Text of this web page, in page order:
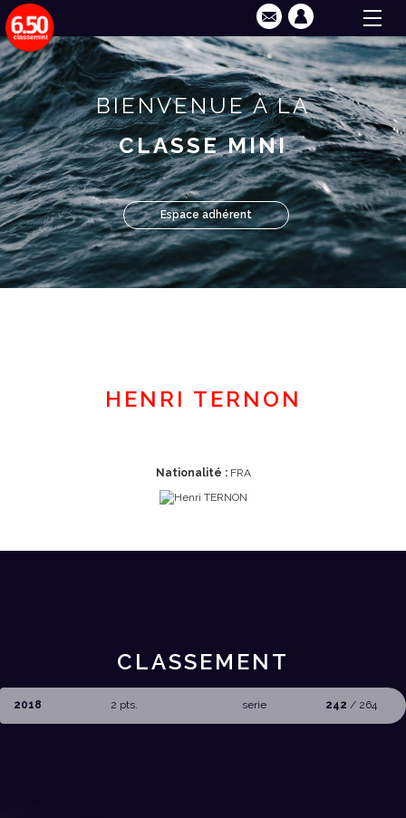
BIENVENUE À LA
CLASSE MINI
Espace adhérent
HENRI TERNON
Nationalité :FRA
CLASSEMENT
2018 2 pts. serie 242 / 264